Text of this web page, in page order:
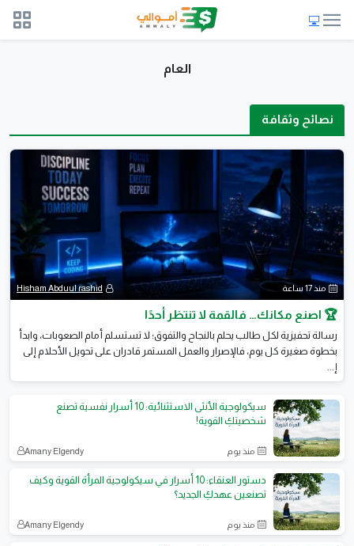
العام
نصائح وثقافة
منذ 17 ساعة Hisham Abduul rashid
🏆 اصنع مكانك… فالقمة لا تنتظر أحدًا
رسالة تحفيزية لكل طالب يحلم بالنجاح والتفوق؛ لا تستسلم أمام الصعوبات، وابدأ
بخطوة صغيرة كل يوم، فالإصرار والعمل المستمر قادران على تحويل الأحلام إلى
إ...
سيكولوجية الأنثى الاستثنائية: 10 أسرار نفسية تصنع
شخصيتكِ القوية!
منذ يوم Amany Elgendy
دستور العنقاء: 10 أسرار في سيكولوجية المرأة القوية وكيف
تصنعين عهدكِ الجديد؟
منذ يوم Amany Elgendy